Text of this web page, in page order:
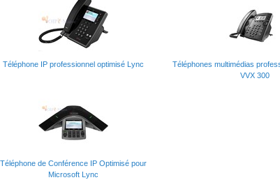
Téléphone IP professionnel optimisé Lync
Téléphones multimédias
VVX 300
Téléphone de Conférence IP Optimisé pour
Microsoft Lync